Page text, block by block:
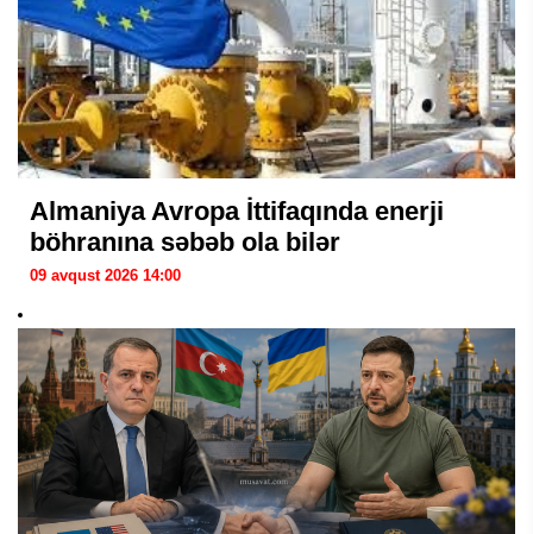
Almaniya Avropa İttifaqında enerji
böhranına səbəb ola bilər
09 avqust 2026 14:00